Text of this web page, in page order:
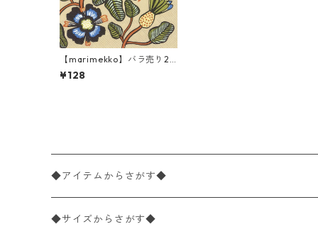
【marimekko】バラ売り2
枚 ランチサイズ ペーパーナ
プキン TIARA クリーム
¥128
◆アイテムからさがす◆
ペーパーナプキン2枚バラ売り
◆サイズからさがす◆